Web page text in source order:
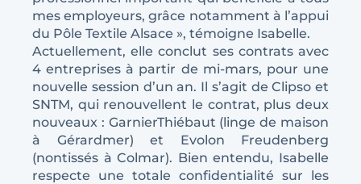
mes employeurs, grâce notamment à l’appui
du Pôle Textile Alsace », témoigne Isabelle.
Actuellement, elle conclut ses contrats avec
4 entreprises à partir de mi-mars, pour une
nouvelle session d’un an. Il s’agit de Clipso et
SNTM, qui renouvellent le contrat, plus deux
nouveaux : GarnierThiébaut (linge de maison
à Gérardmer) et Evolon Freudenberg
(nontissés à Colmar). Bien entendu, Isabelle
respecte une totale confidentialité sur les